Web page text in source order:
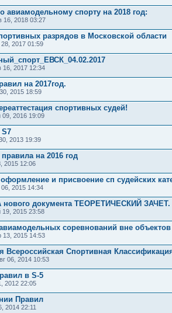
авиамодельному спорту на 2018 год:
16, 2018 03:27
разрядов в Московской области
2017 01:59
16, 2017 12:34
на 2017год.
2015 18:59
спортивных судей!
09, 2016 19:09
2013 19:39
на 2016 год
2015 12:06
и присвоение сп судейских
2015 14:34
документа ТЕОРЕТИЧЕСКИЙ ЗАЧЕТ.
19, 2015 23:58
соревнований вне объектов
13, 2015 14:53
Всероссийская Спортивная
06, 2014 10:53
в S-5
2012 22:05
Правил
2014 22:11